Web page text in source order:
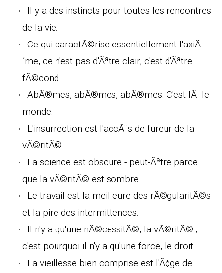
Il y a des instincts pour toutes les rencontres
de la vie.
Ce qui caractÃ©rise essentiellement l'axiÃ
´me, ce n'est pas d'Ãªtre clair, c'est d'Ãªtre
fÃ©cond.
AbÃ®mes, abÃ®mes, abÃ®mes. C'est lÃ le
monde.
L'insurrection est l'accÃ¨s de fureur de la
vÃ©ritÃ©.
La science est obscure - peut-Ãªtre parce
que la vÃ©ritÃ© est sombre.
Le travail est la meilleure des rÃ©gularitÃ©s
et la pire des intermittences.
Il n'y a qu'une nÃ©cessitÃ©, la vÃ©ritÃ© ;
c'est pourquoi il n'y a qu'une force, le droit.
La vieillesse bien comprise est l'Ã¢ge de